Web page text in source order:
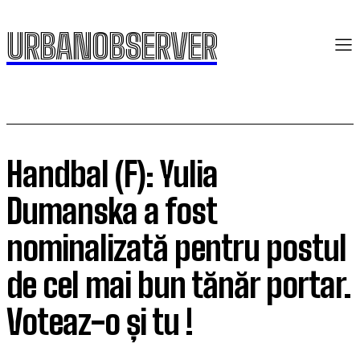
URBANOBSERVER
Handbal (F): Yulia
Dumanska a fost
nominalizată pentru postul
de cel mai bun tănăr portar.
Voteaz-o și tu !